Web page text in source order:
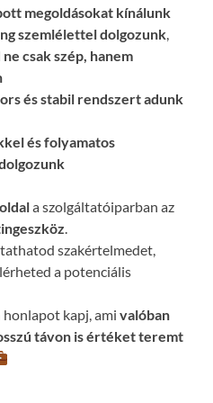
megoldásokat kínálunk
szemlélettel dolgozunk,
csak szép, hanem
és stabil rendszert adunk
és folyamatos
a szolgáltatóiparban az
.
szakértelmedet,
a potenciális
honlapot kapj, ami valóban
távon is értéket teremt